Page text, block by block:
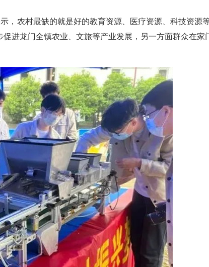
，农村最缺的就是好的教育资源、医疗资源、科技资源
进龙门全镇农业、文旅等产业发展，另一方面群众在家